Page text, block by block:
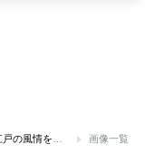
画像一覧